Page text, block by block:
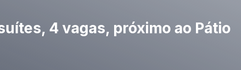
4 vagas, próximo ao Pátio